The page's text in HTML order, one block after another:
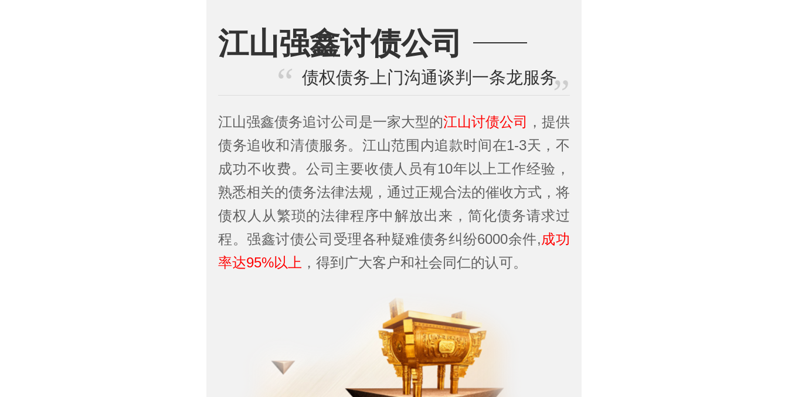
江山强鑫讨债公司
债权债务上门沟通谈判一条龙服务
江山强鑫债务追讨公司是一家大型的江山讨债公司 ，提供
债务追收和清债服务。江山范围内追款时间在1-3天，不
成功不收费。公司主要收债人员有10年以上工作经验，
熟悉相关的债务法律法规，通过正规合法的催收方式，将
债权人从繁琐的法律程序中解放出来，简化债务请求过
程。强鑫讨债公司受理各种疑难债务纠纷6000余件,成功
率达95%以上 ，得到广大客户和社会同仁的认可。